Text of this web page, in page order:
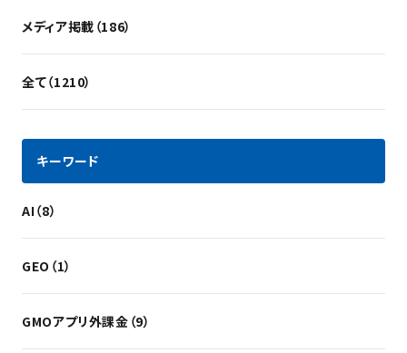
メディア掲載（186）
全て（1210）
キーワード
AI（8）
GEO（1）
GMOアプリ外課金（9）